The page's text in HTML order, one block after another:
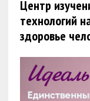
Центр
технологий
здоровье